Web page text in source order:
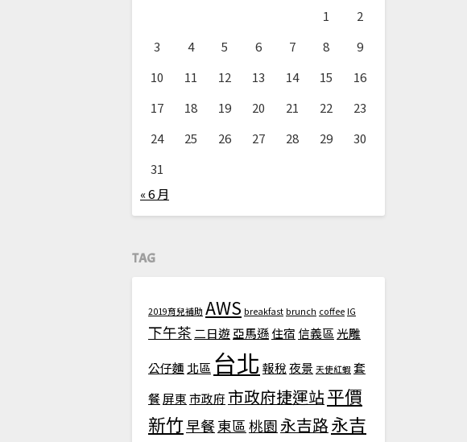
1
2
3
4 5 6 7 8
9
10
11 12 13 14 15
16
17
18 19 20 21 22
23
24
25 26 27 28 29
30
31
« 6 月
TAG
2019育兒補助 AWS breakfast brunch coffee IG
下午茶 二日遊亞馬遜住宿 信義區 光雕
公仔麵 北區 台北報稅夜景 天使紅蝦 套
餐屏東市政府 市政府捷運站平價
新竹早餐東區桃園永吉路永吉